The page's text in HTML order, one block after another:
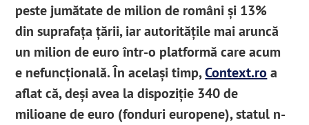
peste jumătate de milion de români și 13%
din suprafața țării, iar autoritățile mai aruncă
un milion de euro într-o platformă care acum
e nefuncțională. În același timp,Context.ro a
aflat că, deși avea la dispoziție 340 de
milioane de euro (fonduri europene), statul n-